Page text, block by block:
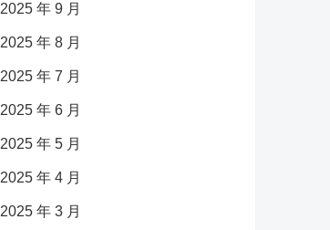
2025 年 9 月
2025 年 8 月
2025 年 7 月
2025 年 6 月
2025 年 5 月
2025 年 4 月
2025 年 3 月